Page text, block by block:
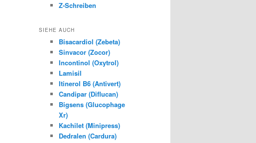
Z-Schreiben
SIEHE AUCH
Bisacardiol (Zebeta)
Sinvacor (Zocor)
Incontinol (Oxytrol)
Lamisil
Itinerol B6 (Antivert)
Candipar (Diflucan)
Bigsens (Glucophage
Xr)
Kachilet (Minipress)
Dedralen (Cardura)